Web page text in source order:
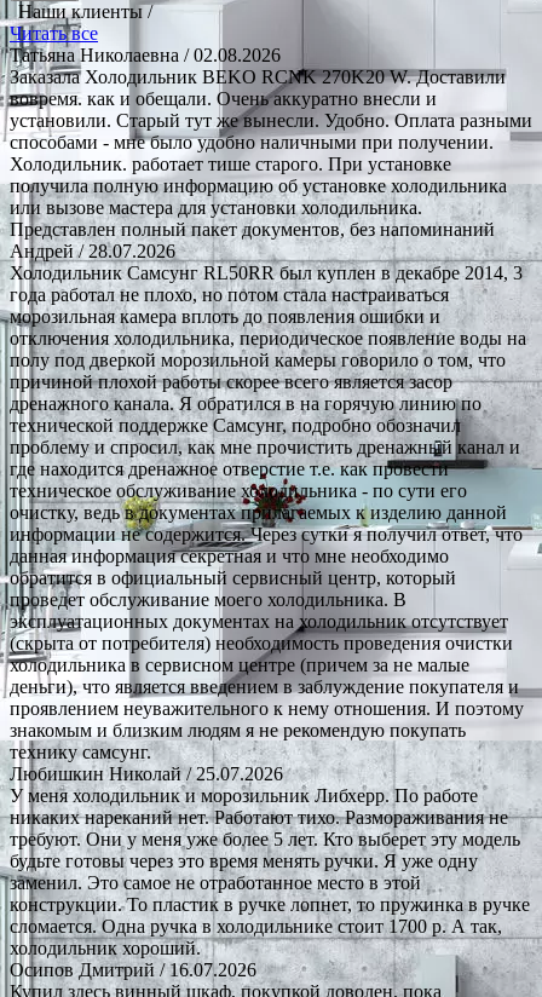
Наши клиенты /
Читать все
Татьяна Николаевна / 02.08.2026
Заказала Холодильник BEKO RCNK 270K20 W. Доставили
вовремя. как и обещали. Очень аккуратно внесли и
установили. Старый тут же вынесли. Удобно. Оплата разными
способами - мне было удобно наличными при получении.
Холодильник. работает тише старого. При установке
получила полную информацию об установке холодильника
или вызове мастера для установки холодильника.
Представлен полный пакет документов, без напоминаний
Андрей/ 28.07.2026
Холодильник Самсунг RL50RR был куплен в декабре 2014, 3
года работал не плохо, но потом стала настраиваться
морозильная камера вплоть до появления ошибки и
отключения холодильника, периодическое появление воды на
полу под дверкой морозильной камеры говорило о том, что
причиной плохой работы скорее всего является засор
дренажного канала. Я обратился в на горячую линию по
технической поддержке Самсунг, подробно обозначил
проблему и спросил, как мне прочистить дренажный канал и
где находится дренажное отверстие т.е. как провести
техническое обслуживание холодильника - по сути его
очистку, ведь в документах прилагаемых к изделию данной
информации не содержится. Через сутки я получил ответ, что
данная информация секретная и что мне необходимо
обратится в официальный сервисный центр, который
проведет обслуживание моего холодильника. В
эксплуатационных документах на холодильник отсутствует
(скрыта от потребителя) необходимость проведения очистки
холодильника в сервисном центре (причем за не малые
деньги), что является введением в заблуждение покупателя и
проявлением неуважительного к нему отношения. И поэтому
знакомым и близким людям я не рекомендую покупать
технику самсунг.
Любишкин Николай/ 25.07.2026
У меня холодильник и морозильник Либхерр. По работе
никаких нареканий нет. Работают тихо. Размораживания не
требуют. Они у меня уже более 5 лет. Кто выберет эту модель
будьте готовы через это время менять ручки. Я уже одну
заменил. Это самое не отработанное место в этой
конструкции. То пластик в ручке лопнет, то пружинка в ручке
сломается. Одна ручка в холодильнике стоит 1700 р. А так,
холодильник хороший.
Осипов Дмитрий/ 16.07.2026
Купил здесь винный шкаф, покупкой доволен, пока